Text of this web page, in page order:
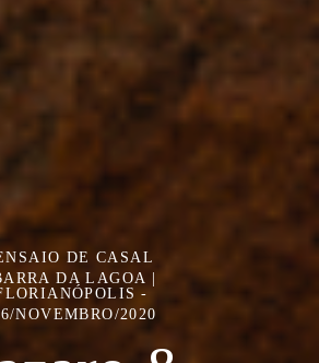
DE CASAL
DA LAGOA |
NOVEMBRO/2020